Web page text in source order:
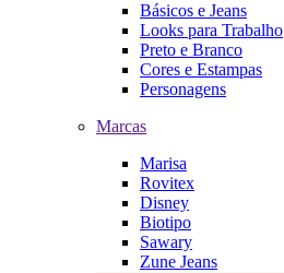
Básicos e Jeans
Looks para Trabalho
Preto e Branco
Cores e Estampas
Personagens
Marcas
Marisa
Rovitex
Disney
Biotipo
Sawary
Zune Jeans